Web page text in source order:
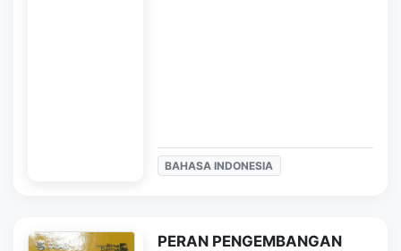
BAHASA INDONESIA
PERAN PENGEMBANGAN